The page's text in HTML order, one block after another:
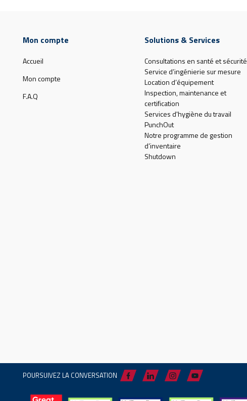
Mon compte
Accueil
Mon compte
F.A.Q
Solutions & Services
Consultations en santé et sécurité
Service d’ingénierie sur mesure
Location d’équipement
Inspection, maintenance et
certification
Services d'hygiène du travail
PunchOut
Notre programme de gestion
d’inventaire
Shutdown
POURSUIVEZ LA CONVERSATION